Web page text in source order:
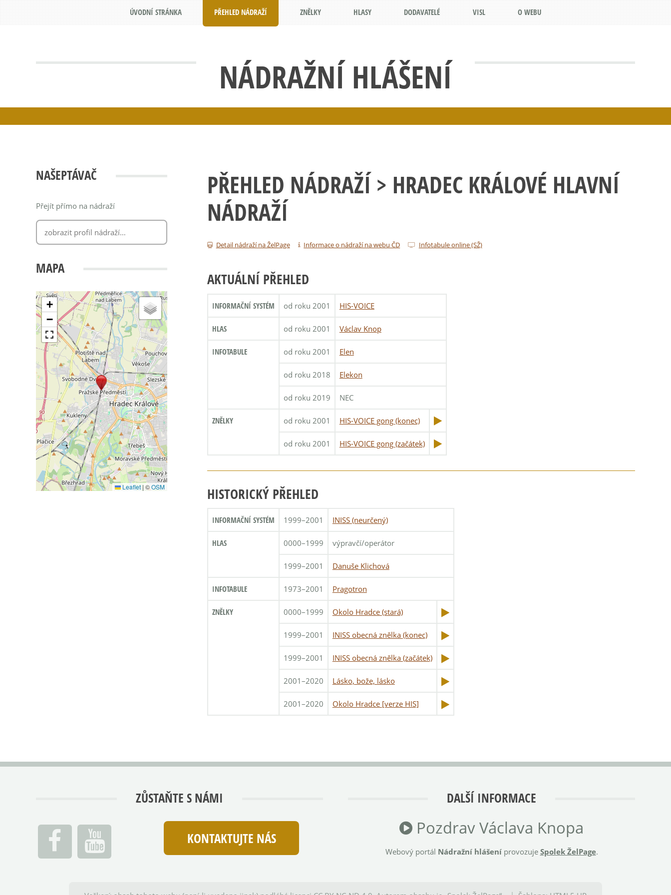
NÁDRAŽNÍ HLÁŠENÍ
ÚVODNÍ STRÁNKA PŘEHLED NÁDRAŽÍ ZNĚLKY HLASY DODAVATELÉ VISL O WEBU
NAŠEPTÁVAČ
Přejít přímo na nádraží
MAPA
+
−
Leaflet | ©OSM
PŘEHLED NÁDRAŽÍ > HRADEC KRÁLOVÉ HLAVNÍ
NÁDRAŽÍ
Detail nádraží na ŽelPage Informace o nádraží na webu ČD Infotabule online (SŽ)
AKTUÁLNÍ PŘEHLED
INFORMAČNÍ SYSTÉM od roku 2001 HIS-VOICE
HLAS od roku 2001 Václav Knop
INFOTABULE od roku 2001 Elen
od roku 2018 Elekon
od roku 2019 NEC
ZNĚLKY od roku 2001 HIS-VOICE gong (konec)
od roku 2001 HIS-VOICE gong (začátek)
HISTORICKÝ PŘEHLED
INFORMAČNÍ SYSTÉM 1999–2001 INISS (neurčený)
HLAS 0000–1999 výpravčí/operátor
1999–2001 Danuše Klichová
INFOTABULE 1973–2001 Pragotron
ZNĚLKY 0000–1999 Okolo Hradce (stará)
1999–2001 INISS obecná znělka (konec)
1999–2001 INISS obecná znělka (začátek)
2001–2020 Lásko, bože, lásko
2001–2020 Okolo Hradce [verze HIS]
ZŮSTAŇTE S NÁMI
KONTAKTUJTE NÁS
DALŠÍ INFORMACE
Pozdrav Václava Knopa
Webový portál Nádražní hlášeníprovozuje Spolek ŽelPage.